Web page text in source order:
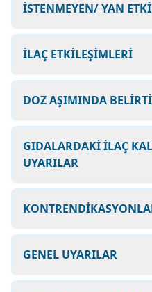
İSTENMEYEN/ YAN
İLAÇ ETKİLEŞİMLERİ
DOZ AŞIMINDA
GIDALARDAKİ İLAÇ
UYARILAR
GENEL UYARILAR